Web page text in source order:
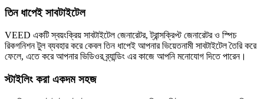
তিন ধাপেই সাবটাইটেল
VEED একটি স্বয়ংক্রিয় সাবটাইটেল জেনারেটর, ট্রান্সক্রিপ্ট জেনারেটর ও স্পিচ
রিকগনিশন টুল ব্যবহার করে কেবল তিন ধাপেই আপনার ভিয়েতনামী সাবটাইটেল তৈরি করে
ফেলে, এতে করে আপনার ভিডিওর ব্র্যান্ডিং এর কাজে আপনি মনোযোগ দিতে পারেন।
স্টাইলিং করা একদম সহজ